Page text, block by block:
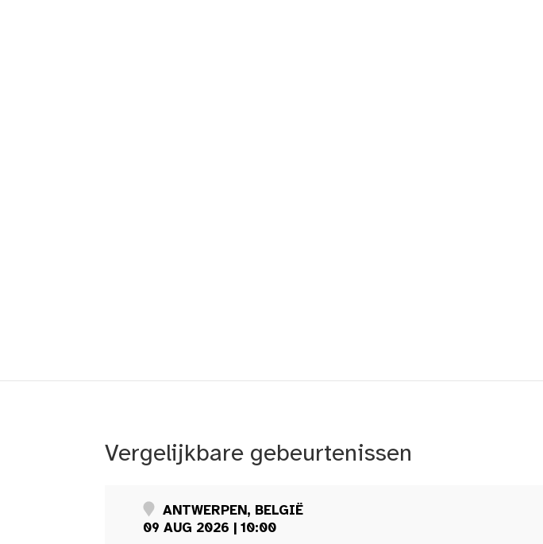
Vergelijkbare gebeurtenissen
ANTWERPEN, BELGIË
09 AUG 2026 | 10:00